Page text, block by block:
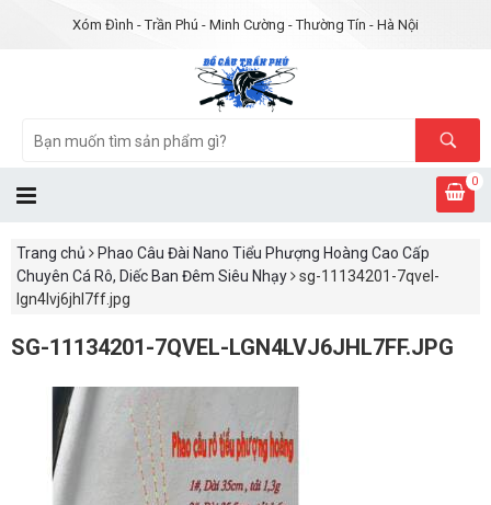
Xóm Đình - Trần Phú - Minh Cường - Thường Tín - Hà Nội
0
Trang chủ
Phao Câu Đài Nano Tiểu Phượng Hoàng Cao Cấp
Chuyên Cá Rô, Diếc Ban Đêm Siêu Nhạy
sg-11134201-7qvel-
lgn4lvj6jhl7ff.jpg
SG-11134201-7QVEL-LGN4LVJ6JHL7FF.JPG